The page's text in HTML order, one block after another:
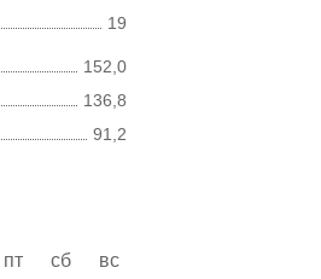
19
152,0
136,8
91,2
пт сб
вс